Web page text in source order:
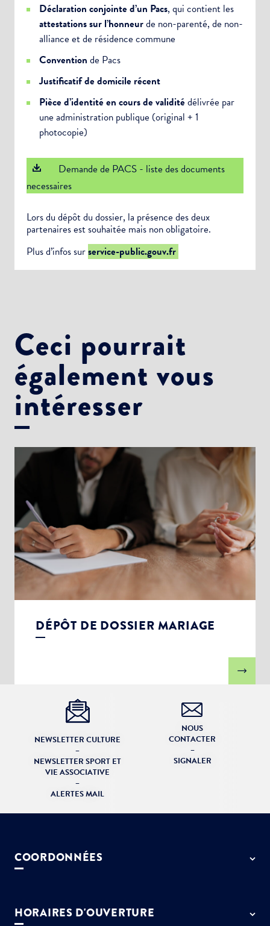
Déclaration conjointe d’un Pacs, qui contient les
attestations sur l’honneurde non-parenté, de non-
alliance et de résidence commune
Convention de Pacs
Justificatif de domicile récent
Pièce d’identité en cours de validitédélivrée par
une administration publique (original + 1
photocopie)
Demande de PACS - liste des documents
necessaires
Lors du dépôt du dossier, la présence des deux
partenaires est souhaitée mais non obligatoire.
Plus d’infos surservice-public.gouv.fr
Ceci pourrait
également vous
intéresser
DÉPÔT DE DOSSIER MARIAGE
NEWSLETTER CULTURE
–
NEWSLETTER SPORT ET
VIE ASSOCIATIVE
–
ALERTES MAIL
NOUS
CONTACTER
–
SIGNALER
COORDONNÉES
01 64 13 55 55
HORAIRES D'OUVERTURE